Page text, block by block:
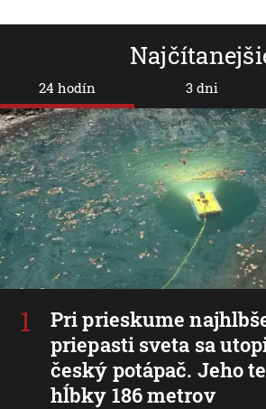
24 hodín
Pri prieskume
priepasti sveta sa
český potápač. Jeho
hĺbky 186 metrov
3 dni